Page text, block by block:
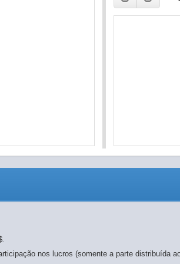
nos lucros (somente a parte distribuída